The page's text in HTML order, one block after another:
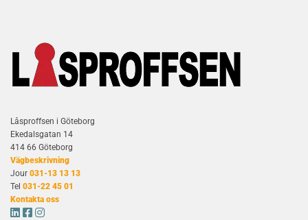
Låsproffsen i Göteborg
Ekedalsgatan 14
414 66 Göteborg
Vägbeskrivning
Jour 031-13 13 13
Tel 031-22 45 01
Kontakta oss
  